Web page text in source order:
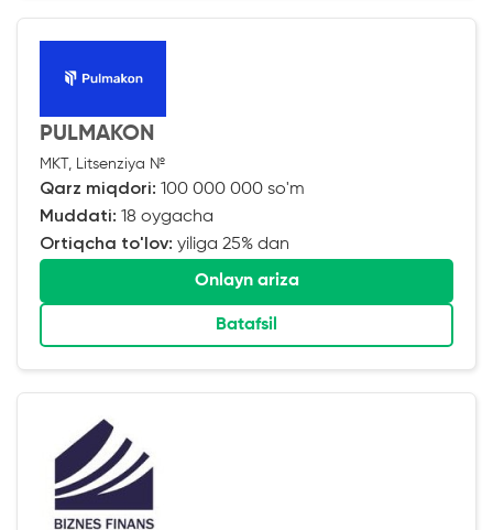
PULMAKON
MKT, Litsenziya №
Qarz miqdori: 100 000 000 so'm
Muddati: 18 oygacha
Ortiqcha to'lov: yiliga 25% dan
Onlayn ariza
Batafsil